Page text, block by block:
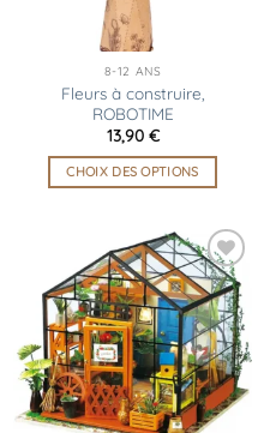
8-12 ANS
Fleurs à construire,
ROBOTIME
13,90 €
CHOIX DES OPTIONS
a
plusieurs
variations.
Les
options
peuvent
être
choisies
Ajouter
à la
liste
d’envies